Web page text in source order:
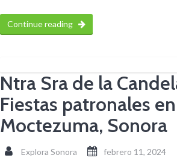
Continue reading
Ntra Sra de la
Fiestas patronales en
Moctezuma, Sonora
Explora Sonora febrero 11, 2024